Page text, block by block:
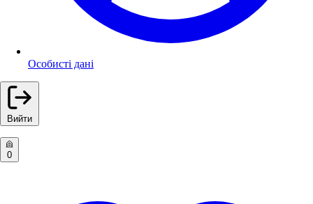
Особисті дані
Вийти
0